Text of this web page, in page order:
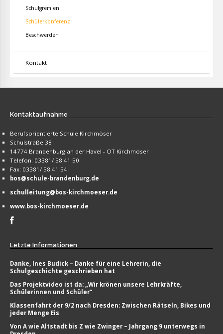
Schulgremien
Schülerkonferenz
Beschwerden
Kontakt
Kontaktaufnahme
Berufsorientierte Schule Kirchmöser
Schulstraße 38
14774 Brandenburg an der Havel - OT Kirchmöser
Telefon: 03381/ 58 41 50
Fax: 03381/ 58 41 54
bos@schule-brandenburg.de
schulleitung@bos-kirchmoeser.de
www.bos-kirchmoeser.de
Letzte Informationen
Danke, Ines Budick – Danke für eine Lehrerin, die
Schulgeschichte geschrieben hat
Das Projektvideo ist da: „Wir krönen unsere Lehrkräfte,
Schülerinnen und Schüler“
Klassenfahrt der 9/2 nach Dresden: Zwischen Rätseln, Bikes und
jeder Menge Eis
Von A wie Altstadt bis Z wie Zwinger – Jahrgang 9 unterwegs in